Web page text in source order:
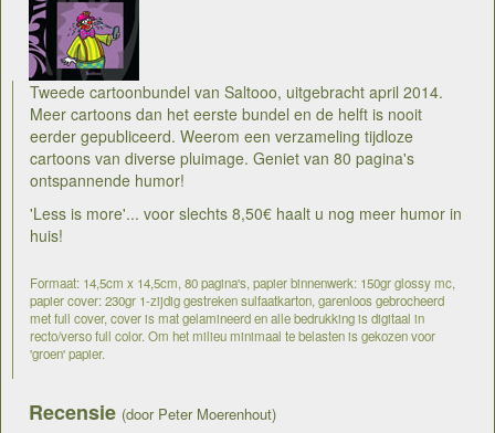
Tweede cartoonbundel van Saltooo, uitgebracht april 2014.
Meer cartoons dan het eerste bundel en de helft is nooit
eerder gepubliceerd. Weerom een verzameling tijdloze
cartoons van diverse pluimage. Geniet van 80 pagina's
ontspannende humor!
'Less is more'... voor slechts 8,50€ haalt u nog meer humor in
huis!
Formaat: 14,5cm x 14,5cm, 80 pagina's, papier binnenwerk: 150gr glossy mc,
papier cover: 230gr 1-zijdig gestreken sulfaatkarton, garenloos gebrocheerd
met full cover, cover is mat gelamineerd en alle bedrukking is digitaal in
recto/verso full color. Om het milieu minimaal te belasten is gekozen voor
'groen' papier.
Recensie (door Peter Moerenhout)